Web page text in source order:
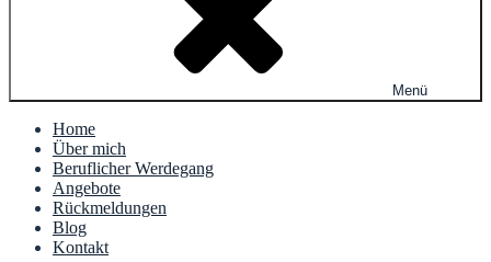
Menü
Home
Über mich
Beruflicher Werdegang
Angebote
Rückmeldungen
Blog
Kontakt